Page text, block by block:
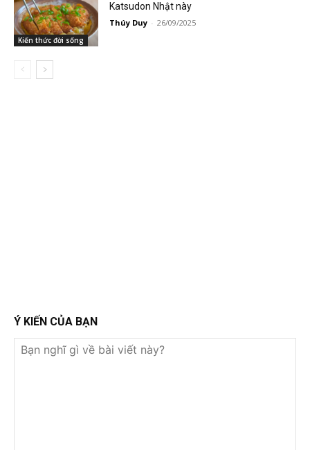
Kiến thức đời sống
Katsudon Nhật này
Thúy Duy - 26/09/2025
Ý KIẾN CỦA BẠN